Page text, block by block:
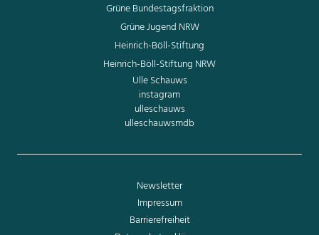
Grüne Bundestagsfraktion
Grüne Jugend NRW
Heinrich-Böll-Stiftung
Heinrich-Böll-Stiftung NRW
Ulle Schauws
instagram
ulleschauws
ulleschauwsmdb
Newsletter
Impressum
Barrierefreiheit